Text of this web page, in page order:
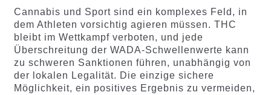
Cannabis und Sport sind ein komplexes Feld, in
dem Athleten vorsichtig agieren müssen. THC
bleibt im Wettkampf verboten, und jede
Überschreitung der WADA-Schwellenwerte kann
zu schweren Sanktionen führen, unabhängig von
der lokalen Legalität. Die einzige sichere
Möglichkeit, ein positives Ergebnis zu vermeiden,